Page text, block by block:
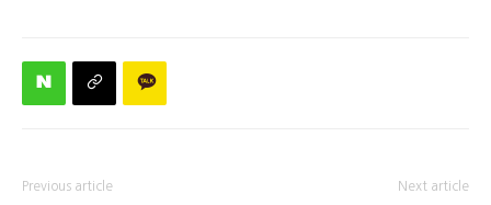
Previous article Next article